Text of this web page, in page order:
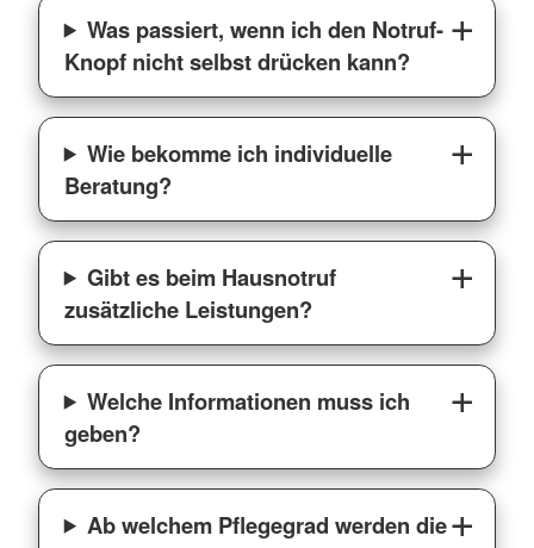
Was passiert, wenn ich den Notruf-
Knopf nicht selbst drücken kann?
Wie bekomme ich individuelle
Beratung?
Gibt es beim Hausnotruf
zusätzliche Leistungen?
Welche Informationen muss ich
geben?
Ab welchem Pflegegrad werden die